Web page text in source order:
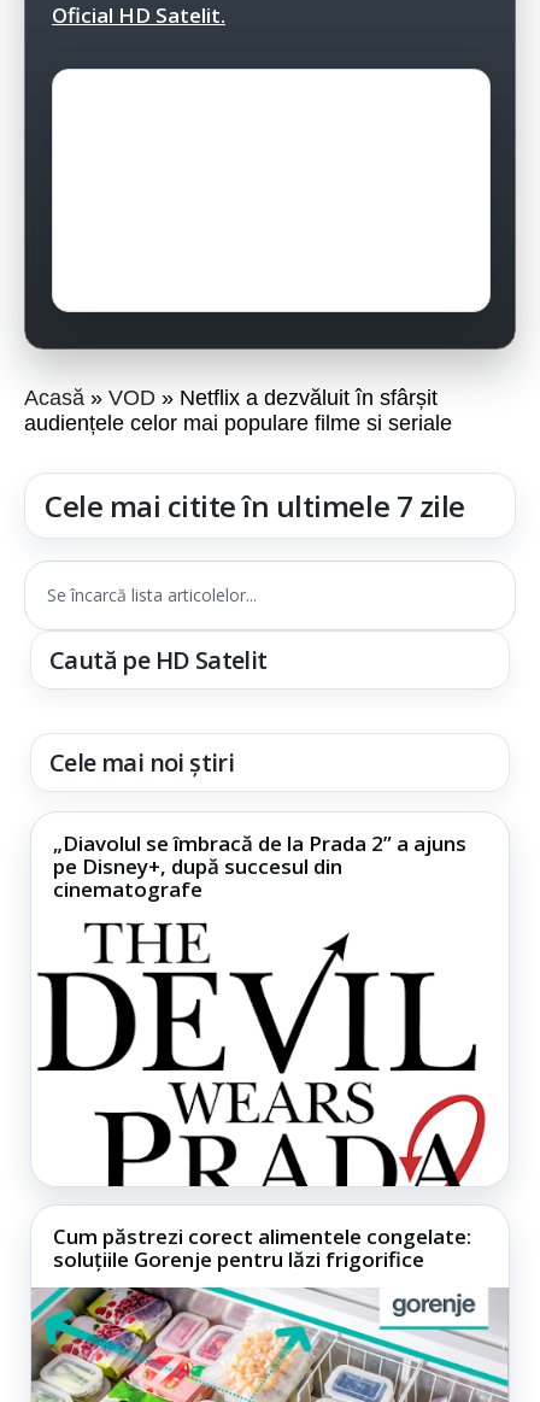
Oficial HD Satelit.
Acasă VOD
Netflix a dezvăluit în sfârșit
audiențele celor mai populare filme si seriale
Cele mai citite în ultimele 7 zile
Se încarcă lista articolelor...
Caută pe HD Satelit
Cele mai noi știri
„Diavolul se îmbracă de la Prada 2” a ajuns
pe Disney+, după succesul din
cinematografe
Cum păstrezi corect alimentele congelate:
soluțiile Gorenje pentru lăzi frigorifice